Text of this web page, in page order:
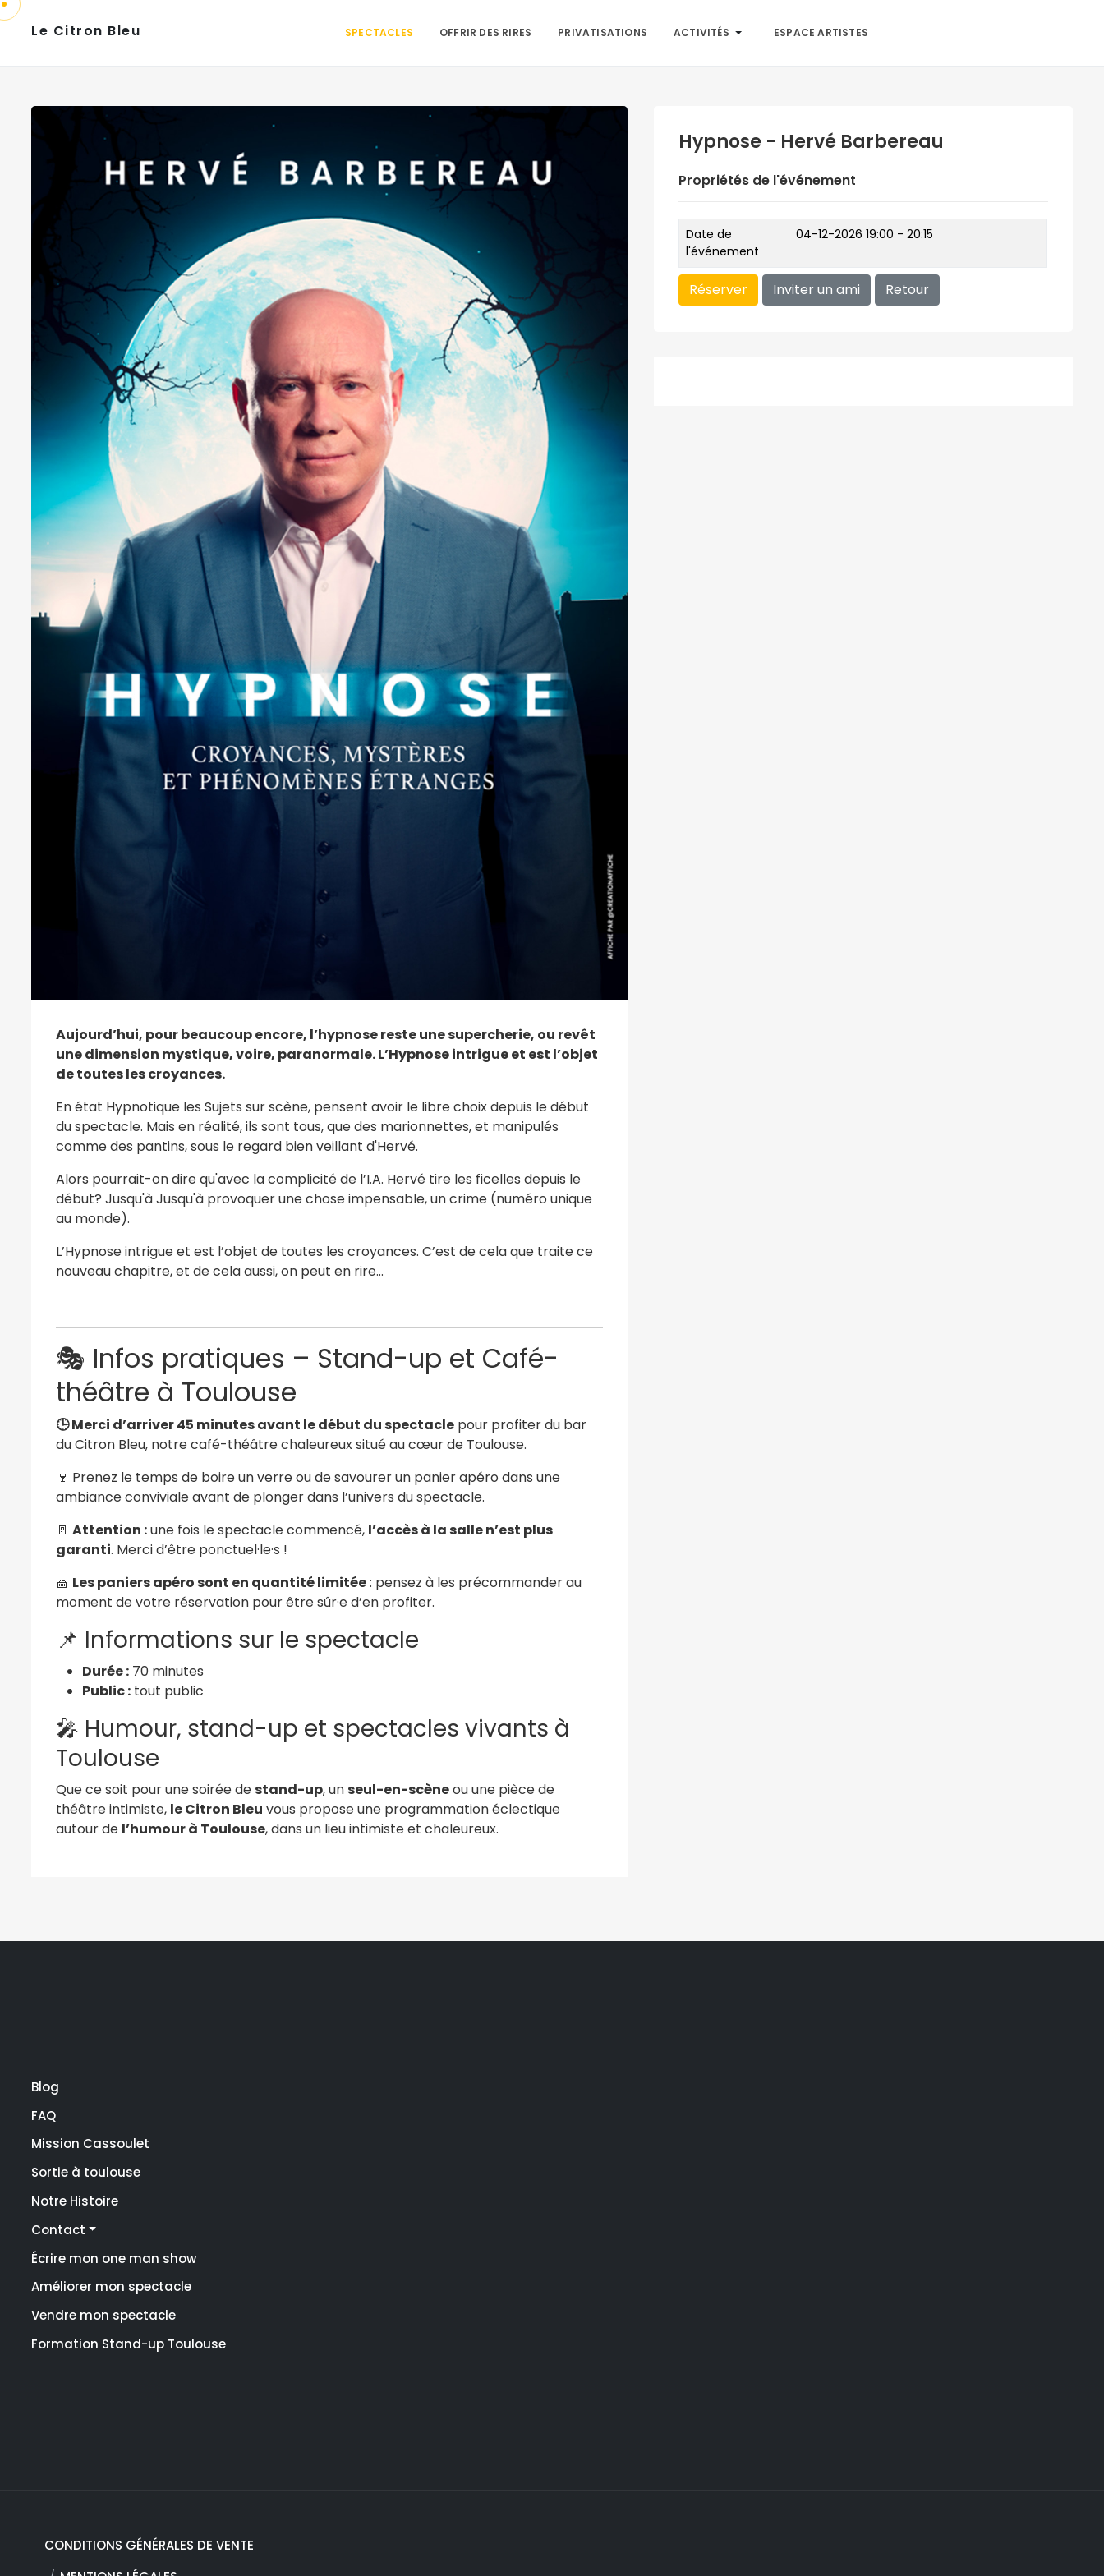
Le Citron Bleu SPECTACLES OFFRIR DES RIRES PRIVATISATIONS ACTIVITÉS ESPACE ARTISTES
Aujourd’hui, pour beaucoup encore, l’hypnose reste une supercherie, ou revêt
une dimension mystique, voire, paranormale. L’Hypnose intrigue et est l’objet
de toutes les croyances.
En état Hypnotique les Sujets sur scène, pensent avoir le libre choix depuis le début
du spectacle. Mais en réalité, ils sont tous, que des marionnettes, et manipulés
comme des pantins, sous le regard bien veillant d'Hervé.
Alors pourrait-on dire qu'avec la complicité de l’I.A. Hervé tire les ficelles depuis le
début? Jusqu'à Jusqu'à provoquer une chose impensable, un crime (numéro unique
au monde).
L’Hypnose intrigue et est l’objet de toutes les croyances. C’est de cela que traite ce
nouveau chapitre, et de cela aussi, on peut en rire…
🎭 Infos pratiques – Stand-up et Café-
théâtre à Toulouse
🕒 Merci d’arriver 45 minutes avant le début du spectacle pour profiter du bar
du Citron Bleu, notre café-théâtre chaleureux situé au cœur de Toulouse.
🍷 Prenez le temps de boire un verre ou de savourer un panier apéro dans une
ambiance conviviale avant de plonger dans l’univers du spectacle.
🚪 Attention :une fois le spectacle commencé, l’accès à la salle n’est plus
garanti. Merci d’être ponctuel·le·s !
🧺 Les paniers apéro sont en quantité limitée: pensez à les précommander au
moment de votre réservation pour être sûr·e d’en profiter.
📌 Informations sur le spectacle
Durée : 70 minutes
Public : tout public
🎤 Humour, stand-up et spectacles vivants à
Toulouse
Que ce soit pour une soirée destand-up, unseul-en-scèneou une pièce de
théâtre intimiste, le Citron Bleu vous propose une programmation éclectique
autour de l’humour à Toulouse, dans un lieu intimiste et chaleureux.
Hypnose - Hervé Barbereau
Propriétés de l'événement
Date de
l'événement
04-12-202619:00 - 20:15
Réserver Inviter un ami Retour
Blog
FAQ
Mission Cassoulet
Sortie à toulouse
Notre Histoire
Contact
Écrire mon one man show
Améliorer mon spectacle
Vendre mon spectacle
Formation Stand-up Toulouse
CONDITIONS GÉNÉRALES DE VENTE